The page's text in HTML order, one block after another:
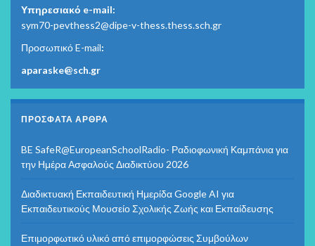
Υπηρεσιακό e-mail:
sym70-pevthess2@dipe-v-thess.thess.sch.gr
Προσωπικό E-mail:
aparaske@sch.gr
ΠΡΌΣΦΑΤΑ ΆΡΘΡΑ
BE SafeR@EuropeanSchoolRadio- Ραδιοφωνική Καμπάνια για
την Ημέρα Ασφαλούς Διαδικτύου 2026
Διαδικτυακή Εκπαιδευτική Ημερίδα Google AI για
Εκπαιδευτικούς Μουσείο Σχολικής Ζωής και Εκπαίδευσης
Επιμορφωτικό υλικό από επιμορφώσεις Συμβούλων